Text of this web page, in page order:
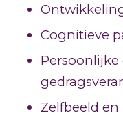
Cognitieve
Persoonlijke
Zelfbeeld